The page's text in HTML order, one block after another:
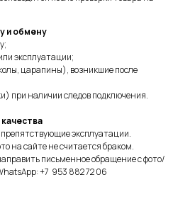
и обмену
эксплуатации;
царапины), возникшие после
при наличии следов подключения.
эксплуатации.
на сайте не считается браком.
письменное обращение с фото/
+7 953 882 72 06